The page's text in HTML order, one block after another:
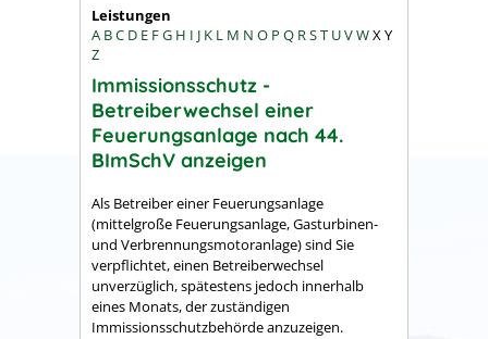
Leistungen
A BC D E FG H I J K L M N O P Q RST UVWXY
Z
Immissionsschutz -
Betreiberwechsel einer
Feuerungsanlage nach 44.
BImSchV anzeigen
Als Betreiber einer Feuerungsanlage
(mittelgroße Feuerungsanlage, Gasturbinen-
und Verbrennungsmotoranlage) sind Sie
verpflichtet, einen Betreiberwechsel
unverzüglich, spätestens jedoch innerhalb
eines Monats, der zuständigen
Immissionsschutzbehörde anzuzeigen.